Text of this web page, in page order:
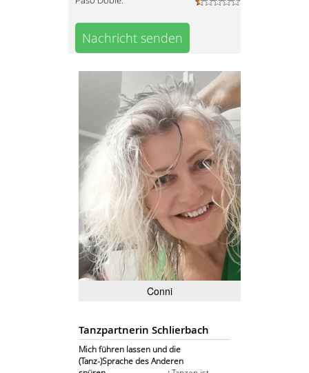
Nachricht senden
Conni
Tanzpartnerin Schlierbach
Mich führen lassen und die
(Tanz-)Sprache des Anderen